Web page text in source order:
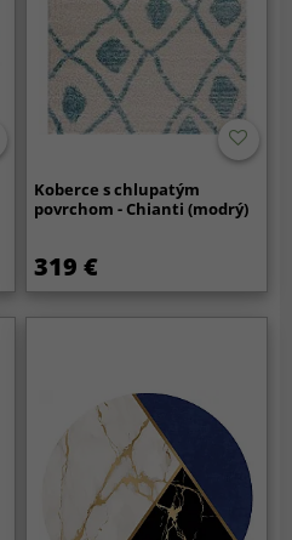
Koberce s chlupatým
povrchom - Chianti (modrý)
319 €